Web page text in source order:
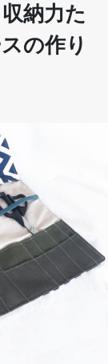
納力た
の作り